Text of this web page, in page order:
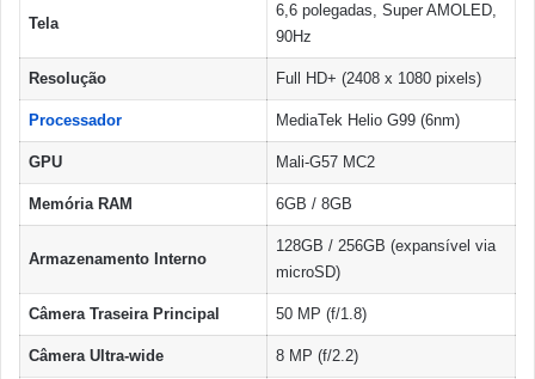
Tela
6,6 polegadas, Super AMOLED,
90Hz
Resolução Full HD+ (2408 x 1080 pixels)
Processador MediaTek Helio G99 (6nm)
GPU Mali-G57 MC2
Memória RAM 6GB / 8GB
Armazenamento Interno
128GB / 256GB (expansível via
microSD)
Câmera Traseira Principal 50 MP (f/1.8)
Câmera Ultra-wide 8 MP (f/2.2)